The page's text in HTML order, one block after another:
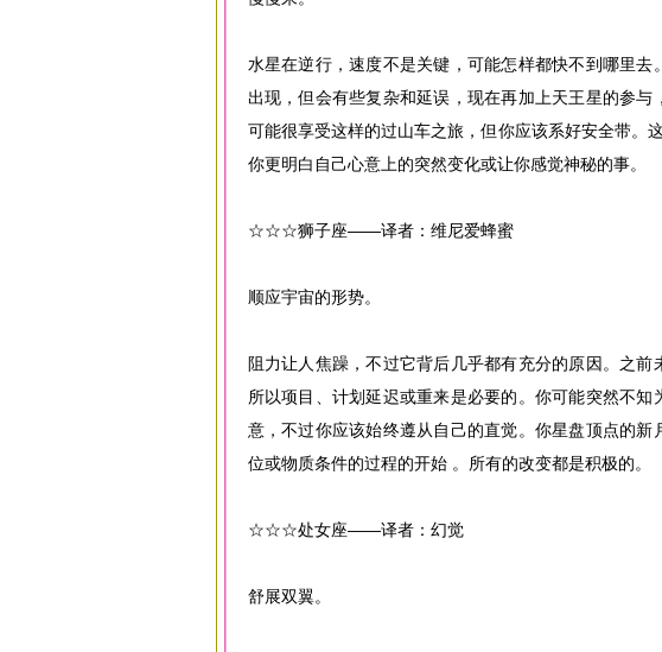
水星在逆行，速度不是关键，可能怎样都快不到哪里
出现，但会有些复杂和延误，现在再加上天王星的参
可能很享受这样的过山车之旅，但你应该系好安全带。
你更明白自己心意上的突然变化或让你感觉神秘的事。
☆☆☆狮子座——译者：维尼爱蜂蜜
顺应宇宙的形势。
阻力让人焦躁，不过它背后几乎都有充分的原因。之前
所以项目、计划延迟或重来是必要的。你可能突然不
意，不过你应该始终遵从自己的直觉。你星盘顶点的
位或物质条件的过程的开始 。所有的改变都是积极的。
☆☆☆处女座——译者：幻觉
舒展双翼。